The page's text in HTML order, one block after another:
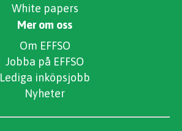
White papers
Mer om oss
Om EFFSO
Jobba på EFFSO
Lediga inköpsjobb
Nyheter